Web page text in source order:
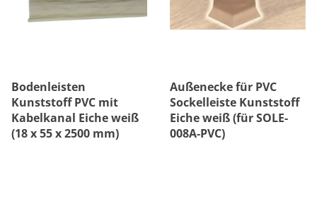
Bodenleisten
Kunststoff PVC mit
Kabelkanal Eiche weiß
(18 x 55 x 2500 mm)
Außenecke für PVC
Sockelleiste Kunststoff
Eiche weiß (für SOLE-
008A-PVC)